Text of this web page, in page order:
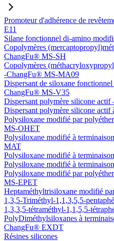
Promoteur d'adhérence de
E11
Silane fonctionnel di-amino
Copolymères
ChangFu® MS-SH
Copolymères
-ChangFu® MS-MA09
Dispersant de siloxane
ChangFu® MS-V35
Dispersant polymère silicone
Dispersant polymère silicone
Polysiloxane modifié par
MS-OHET
Polysiloxane modifié à
MAT
Polysiloxane modifié à
Polysiloxane modifié à
Polysiloxane modifié par
MS-EPET
Heptaméthyltrisiloxane modifié
1,3,5-Triméthyl-1,1,3,5,5-
1,3,3,5-tétraméthyl-1,1,5,5-
PolyDiméthylsiloxanes à
ChangFu® EXDT
Résines silicones